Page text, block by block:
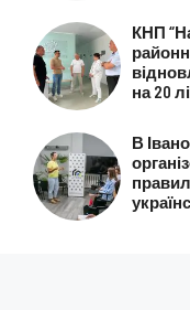
КНП
на 20
В